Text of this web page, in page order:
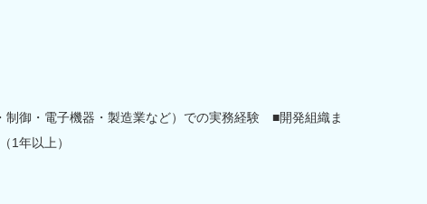
制御・電子機器・製造業など）での実務経験 ■開発組織ま
1年以上）